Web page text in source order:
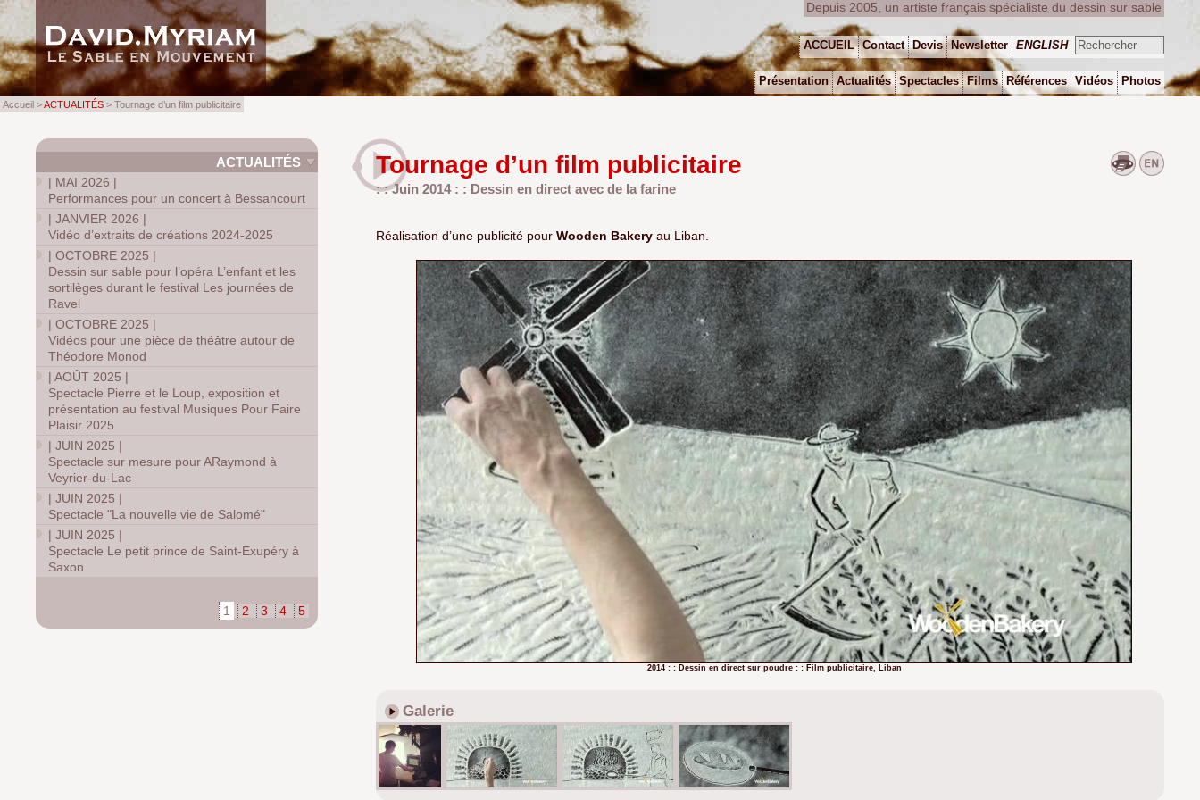
Tournage d’un film publicitaire
: : Juin 2014 : : Dessin en direct avec de la farine
Réalisation d’une publicité pourWooden Bakery au Liban.
2014 : : Dessin en direct sur poudre : : Film publicitaire, Liban
Galerie
ACTUALITÉS
| MAI 2026 |
Performances pour un concert à Bessancourt
|JANVIER 2026 |
Vidéo d’extraits de créations 2024-2025
|OCTOBRE 2025 |
Dessin sur sable pour l’opéra L’enfant et les
sortilèges durant le festival Les journées de
Ravel
|OCTOBRE 2025 |
Vidéos pour une pièce de théâtre autour de
Théodore Monod
|AOÛT 2025 |
Spectacle Pierre et le Loup, exposition et
présentation au festival Musiques Pour Faire
Plaisir 2025
|JUIN 2025 |
Spectacle sur mesure pour ARaymond à
Veyrier-du-Lac
|JUIN 2025 |
Spectacle "La nouvelle vie de Salomé"
|JUIN 2025 |
Spectacle Le petit prince de Saint-Exupéry à
Saxon
1 2 3 4 5
Depuis 2005, un artiste français spécialiste du dessin sur sable
ACCUEIL Contact Devis Newsletter ENGLISH
Présentation Actualités Spectacles Films Références Vidéos Photos
Accueil >ACTUALITÉS > Tournage d’un film publicitaire